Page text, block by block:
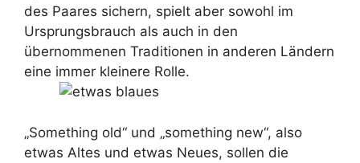
des Paares sichern, spielt aber sowohl im
Ursprungsbrauch als auch in den
übernommenen Traditionen in anderen Ländern
eine immer kleinere Rolle.
„Something old“ und „something new“, also
etwas Altes und etwas Neues, sollen die